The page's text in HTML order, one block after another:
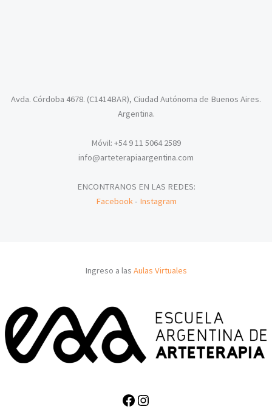
Avda. Córdoba 4678. (C1414BAR), Ciudad Autónoma de Buenos Aires.
Argentina.
Móvil: +54 9 11 5064 2589
info@arteterapiaargentina.com
ENCONTRANOS EN LAS REDES:
Facebook- Instagram
Ingreso a las Aulas Virtuales